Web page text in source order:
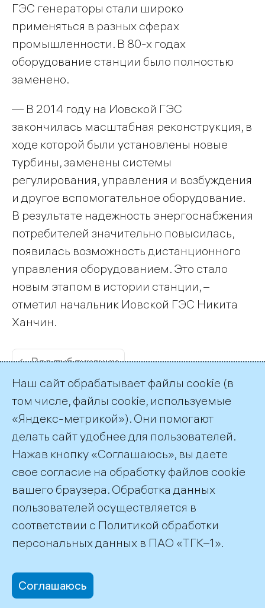
ГЭС генераторы стали широко
применяться в разных сферах
промышленности. В 80-х годах
оборудование станции было полностью
заменено.
— В 2014 году на Иовской ГЭС
закончилась масштабная реконструкция, в
ходе которой были установлены новые
турбины, заменены системы
регулирования, управления и возбуждения
и другое вспомогательное оборудование.
В результате надежность энергоснабжения
потребителей значительно повысилась,
появилась возможность дистанционного
управления оборудованием. Это стало
новым этапом в истории станции, –
отметил начальник Иовской ГЭС Никита
Ханчин.
← Все публикации
Пресс-служба ТГК-1
+7 (812) 688-32-84
press@tgc1.ru
©2026 ПАО «ТГК–1»
office@tgc1.ru
Наш сайт обрабатывает файлы cookie (в
том числе, файлы cookie, используемые
«Яндекс-метрикой»). Они помогают
делать сайт удобнее для пользователей.
Нажав кнопку «Соглашаюсь», вы даете
свое согласие на обработку файлов cookie
вашего браузера. Обработка данных
пользователей осуществляется в
соответствии с Политикой обработки
персональных данных в ПАО «ТГК–1».
Соглашаюсь